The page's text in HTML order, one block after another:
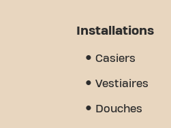
Installations
Casiers
Vestiaires
Douches